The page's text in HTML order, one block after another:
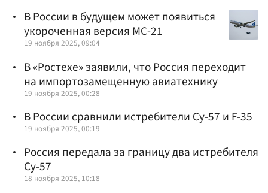
В России в будущем может появиться
укороченная версия МС-21
19 ноября 2025, 09:04
В «Ростехе» заявили, что Россия переходит
на импортозамещенную авиатехнику
19 ноября 2025, 00:28
В России сравнили истребители Су-57 и F-35
19 ноября 2025, 00:19
Россия передала за границу два истребителя
Су-57
18 ноября 2025, 10:18